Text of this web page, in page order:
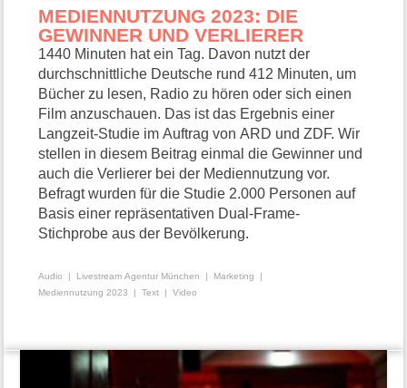
MEDIENNUTZUNG 2023: DIE
GEWINNER UND VERLIERER
1440 Minuten hat ein Tag. Davon nutzt der
durchschnittliche Deutsche rund 412 Minuten, um
Bücher zu lesen, Radio zu hören oder sich einen
Film anzuschauen. Das ist das Ergebnis einer
Langzeit-Studie im Auftrag von ARD und ZDF. Wir
stellen in diesem Beitrag einmal die Gewinner und
auch die Verlierer bei der Mediennutzung vor.
Befragt wurden für die Studie 2.000 Personen auf
Basis einer repräsentativen Dual-Frame-
Stichprobe aus der Bevölkerung.
Audio Livestream Agentur München
Marketing
Mediennutzung 2023
Text Video